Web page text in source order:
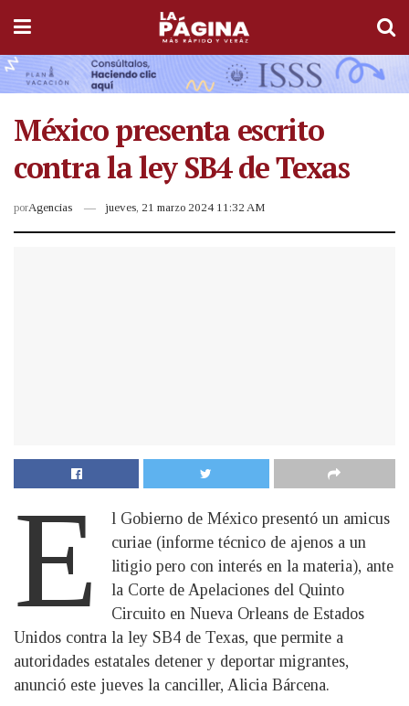
México presenta escrito
contra la ley SB4 de Texas
porAgencias jueves, 21 marzo 2024 11:32 AM
E
l Gobierno de México presentó un amicus
curiae (informe técnico de ajenos a un
litigio pero con interés en la materia), ante
la Corte de Apelaciones del Quinto
Circuito en Nueva Orleans de Estados
Unidos contra la ley SB4 de Texas, que permite a
autoridades estatales detener y deportar migrantes,
anunció este jueves la canciller, Alicia Bárcena.